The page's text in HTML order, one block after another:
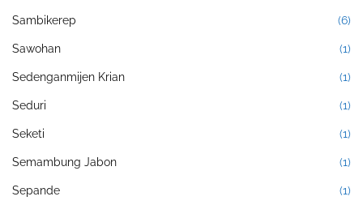
Sambikerep (6)
Sawohan (1)
Sedenganmijen Krian (1)
Seduri (1)
Seketi (1)
Semambung Jabon (1)
Sepande (1)